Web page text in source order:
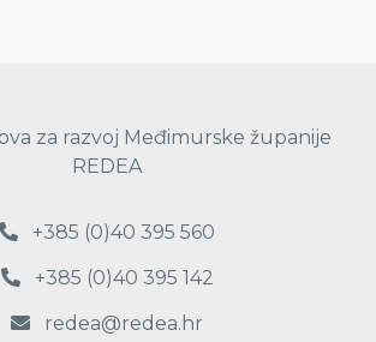
za razvoj Međimurske županije
REDEA
+385 (0)40 395 560
+385 (0)40 395 142
redea@redea.hr